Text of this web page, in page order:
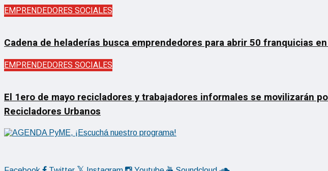
EMPRENDEDORES SOCIALES
Cadena de heladerías busca emprendedores para abrir 50 franquicias
EMPRENDEDORES SOCIALES
El 1ero de mayo recicladores y trabajadores informales se movilizarán
Recicladores Urbanos